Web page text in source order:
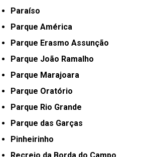
Paraíso
Parque América
Parque Erasmo Assunção
Parque João Ramalho
Parque Marajoara
Parque Oratório
Parque Rio Grande
Parque das Garças
Pinheirinho